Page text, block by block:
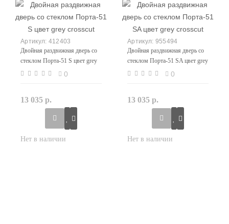
412403
Двойная раздвижная дверь со
стеклом Порта-51 S цвет grey
crosscut
0
13 035 р.
955494
Двойная раздвижная дверь со
стеклом Порта-51 SA цвет grey
crosscut
0
13 035 р.